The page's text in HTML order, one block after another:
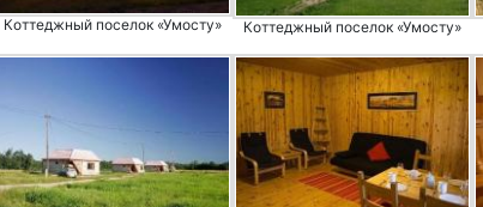
Коттеджный поселок «Умосту» Коттеджный поселок «Умосту»